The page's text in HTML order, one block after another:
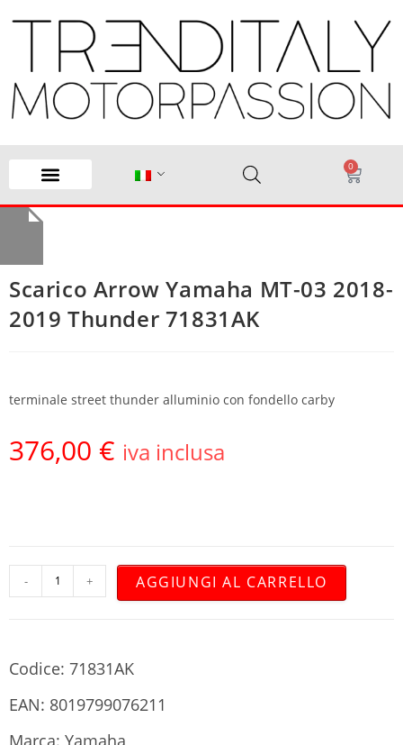
0
Scarico Arrow Yamaha MT-03 2018-
2019 Thunder 71831AK
terminale street thunder alluminio con fondello carby
376,00 € iva inclusa
- + AGGIUNGI AL CARRELLO
Codice: 71831AK
EAN: 8019799076211
Marca: Yamaha